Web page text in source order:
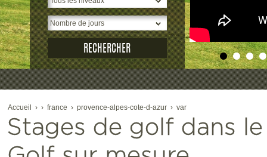
Accueil › › france › provence-alpes-cote-d-azur › var
Stages de golf dans